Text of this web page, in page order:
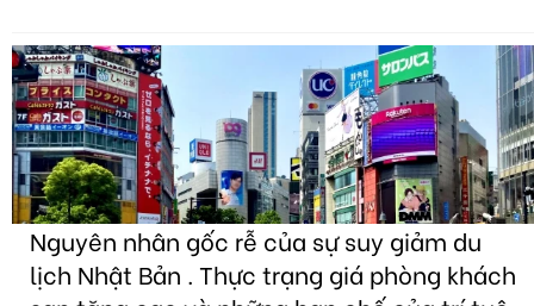
Nguyên nhân gốc rễ của sự suy giảm du
lịch Nhật Bản . Thực trạng giá phòng khách